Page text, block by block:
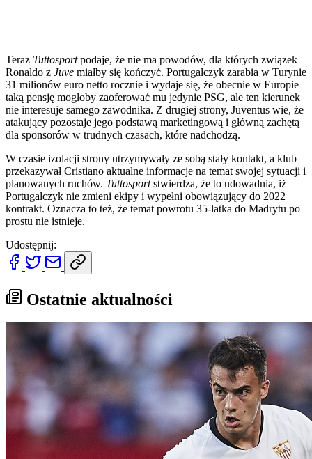
Teraz Tuttosportpodaje, że nie ma powodów, dla których związek
Ronaldo z Juve miałby się kończyć. Portugalczyk zarabia w Turynie
31 milionów euro netto rocznie i wydaje się, że obecnie w Europie
taką pensję mogłoby zaoferować mu jedynie PSG, ale ten kierunek
nie interesuje samego zawodnika. Z drugiej strony, Juventus wie, że
atakujący pozostaje jego podstawą marketingową i główną zachętą
dla sponsorów w trudnych czasach, które nadchodzą.
W czasie izolacji strony utrzymywały ze sobą stały kontakt, a klub
przekazywał Cristiano aktualne informacje na temat swojej sytuacji i
planowanych ruchów. Tuttosportstwierdza, że to udowadnia, iż
Portugalczyk nie zmieni ekipy i wypełni obowiązujący do 2022
kontrakt. Oznacza to też, że temat powrotu 35-latka do Madrytu po
prostu nie istnieje.
Udostępnij:
Ostatnie aktualności